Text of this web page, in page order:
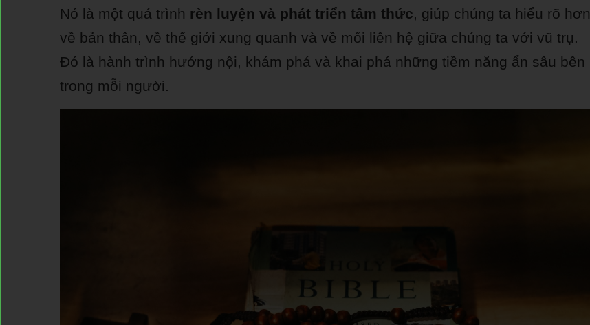
Nó là một quá trình rèn luyện và phát triển tâm thức, giúp chúng ta hiểu rõ hơn
về bản thân, về thế giới xung quanh và về mối liên hệ giữa chúng ta với vũ trụ.
Đó là hành trình hướng nội, khám phá và khai phá những tiềm năng ẩn sâu bên
trong mỗi người.